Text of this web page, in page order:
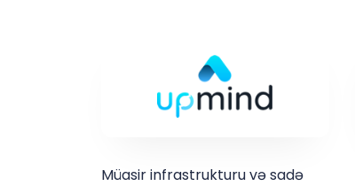
Müasir infrastrukturu və sadə